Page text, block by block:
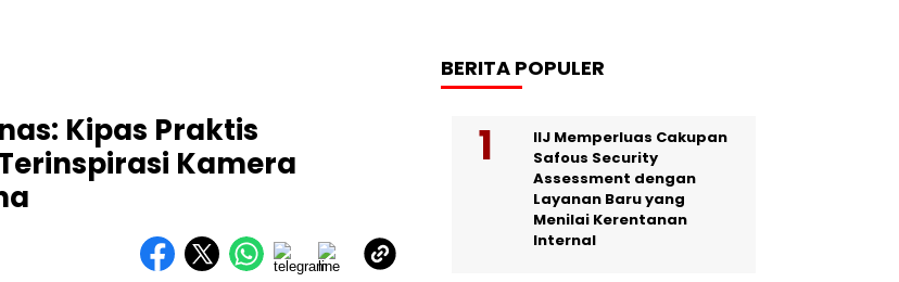
Kipas Praktis
Kamera
BERITA POPULER
IIJ Memperluas Cakupan
Safous Security
Assessment dengan
Layanan Baru yang
Menilai Kerentanan
Internal